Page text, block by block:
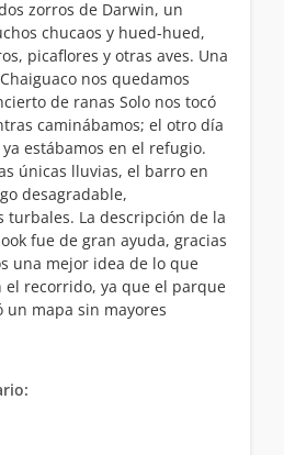
zorros de Darwin, un
chucaos y hued-hued,
picaflores y otras aves. Una
nos quedamos
de ranas Solo nos tocó
caminábamos; el otro día
estábamos en el refugio.
únicas lluvias, el barro en
desagradable,
turbales. La descripción de la
fue de gran ayuda, gracias
una mejor idea de lo que
el recorrido, ya que el parque
un mapa sin mayores